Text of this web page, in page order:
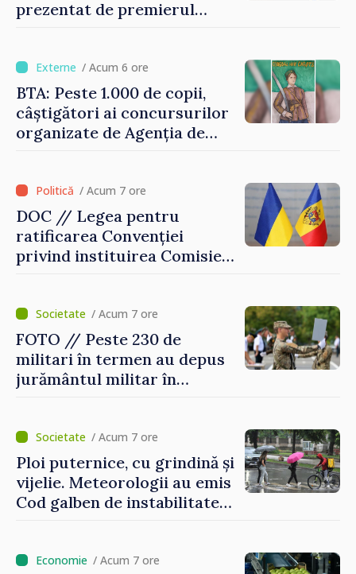
prezentat de premierul
investițiile, taxăm viciile și
echilibrăm taxarea
consumului”
/ Acum 6 ore
BTA: Peste 1.000 de copii,
câștigători ai concursurilor
organizate de Agenția de
/ Acum 7 ore
DOC // Legea pentru
ratificarea Convenției
privind instituirea Comisiei
Monitorul Oficial
/ Acum 7 ore
FOTO // Peste 230 de
militari în termen au depus
jurământul militar în
/ Acum 7 ore
Ploi puternice, cu grindină și
vijelie. Meteorologii au emis
Cod galben de instabilitate
/ Acum 7 ore